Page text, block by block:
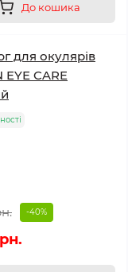
До кошика
для окулярів
EYE CARE
-40%